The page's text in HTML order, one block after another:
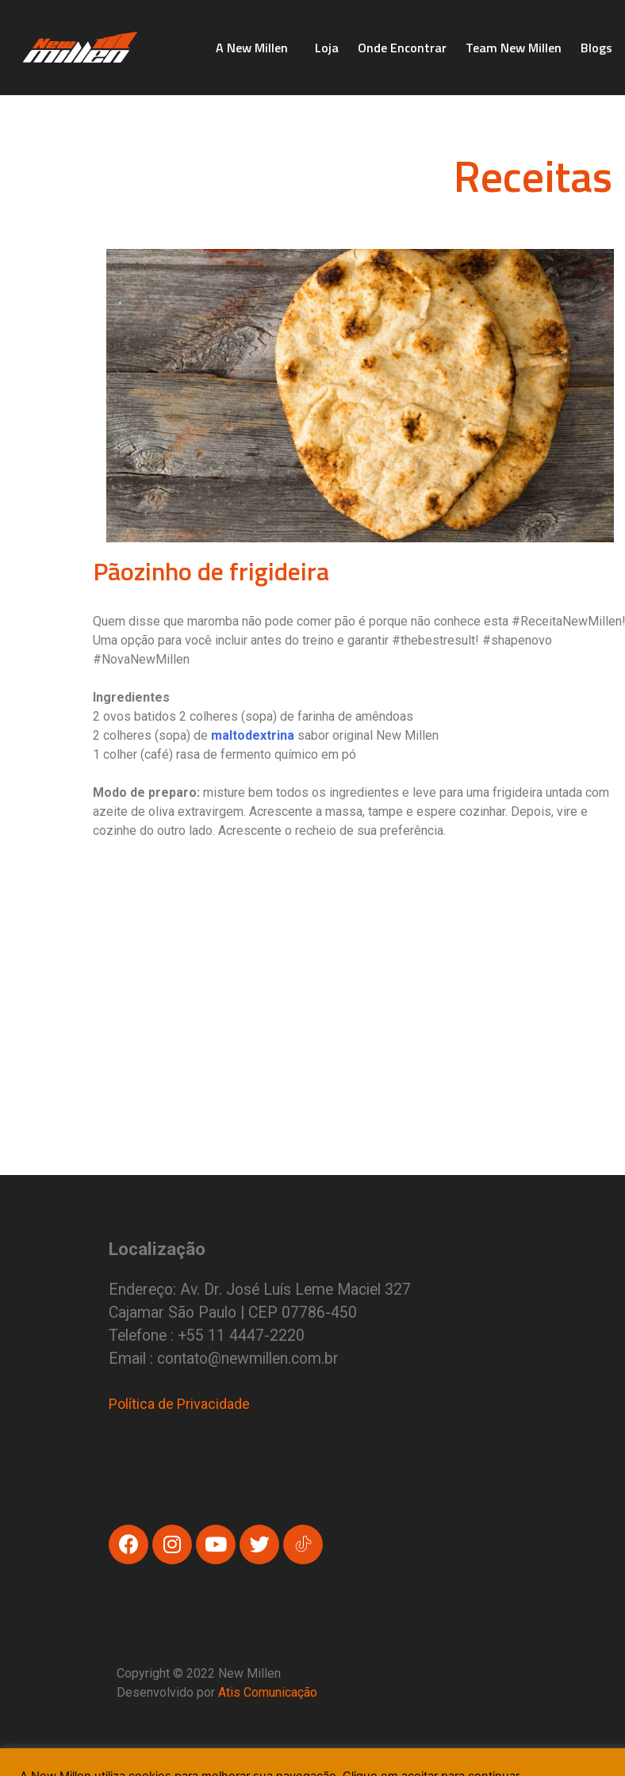
A New Millen Loja Onde Encontrar Team New Millen Blogs
Receitas
Pãozinho de frigideira
Quem disse que maromba não pode comer pão é porque não conhece esta #ReceitaNewMillen!
Uma opção para você incluir antes do treino e garantir #thebestresult! #shapenovo
#NovaNewMillen
Ingredientes
2 ovos batidos 2 colheres (sopa) de farinha de amêndoas
2 colheres (sopa) de maltodextrina sabor original New Millen
1 colher (café) rasa de fermento químico em pó
Modo de preparo: misture bem todos os ingredientes e leve para uma frigideira untada com
azeite de oliva extravirgem. Acrescente a massa, tampe e espere cozinhar. Depois, vire e
cozinhe do outro lado. Acrescente o recheio de sua preferência.
Localização
Endereço: Av. Dr. José Luís Leme Maciel 327
Cajamar São Paulo | CEP 07786-450
Telefone : +55 11 4447-2220
Email : contato@newmillen.com.br
Política de Privacidade
Copyright © 2022 New Millen
Desenvolvido por Atis Comunicação